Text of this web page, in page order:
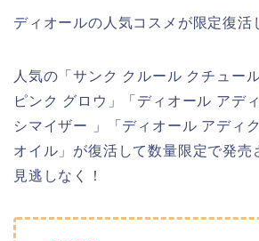
ディオールの人気コスメが限定復活
人気の「サンク クルール クチュー
ピンク グロウ」「ディオール アデ
シマイザー 」「ディオール アディ
オイル」が復活して数量限定で発売
見逃しなく！